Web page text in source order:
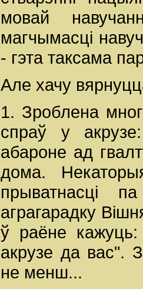
мовай
магчымасці
- гэта таксама
Але хачу
1. Зроблена
спраў у
абароне ад
дома.
прыватнасці
аграгарадку
ў раёне кажуць:
акрузе да вас".
не менш...